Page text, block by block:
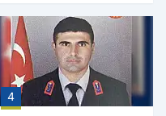
Kaybetti
4